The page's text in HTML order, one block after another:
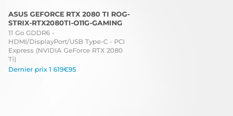
ASUS GEFORCE RTX 2080 TI ROG-
STRIX-RTX2080TI-O11G-GAMING
11 Go GDDR6 -
HDMI/DisplayPort/USB Type-C - PCI
Express (NVIDIA GeForce RTX 2080
Ti)
Dernier prix 1 619€95